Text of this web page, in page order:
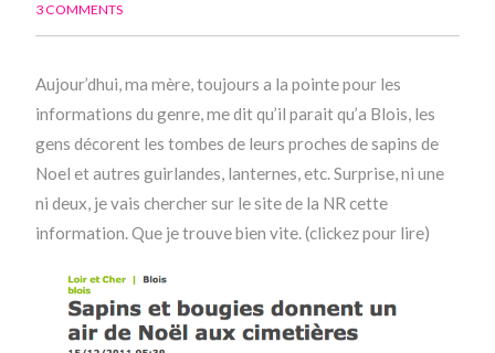
3 COMMENTS
Aujour’dhui, ma mère, toujours a la pointe pour les
informations du genre, me dit qu’il parait qu’a Blois, les
gens décorent les tombes de leurs proches de sapins de
Noel et autres guirlandes, lanternes, etc. Surprise, ni une
ni deux, je vais chercher sur le site de la NR cette
information. Que je trouve bien vite. (clickez pour lire)